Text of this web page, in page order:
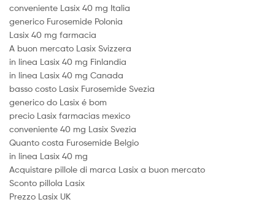
conveniente Lasix 40 mg Italia
generico Furosemide Polonia
Lasix 40 mg farmacia
A buon mercato Lasix Svizzera
in linea Lasix 40 mg Finlandia
in linea Lasix 40 mg Canada
basso costo Lasix Furosemide Svezia
generico do Lasix é bom
precio Lasix farmacias mexico
conveniente 40 mg Lasix Svezia
Quanto costa Furosemide Belgio
in linea Lasix 40 mg
Acquistare pillole di marca Lasix a buon mercato
Sconto pillola Lasix
Prezzo Lasix UK